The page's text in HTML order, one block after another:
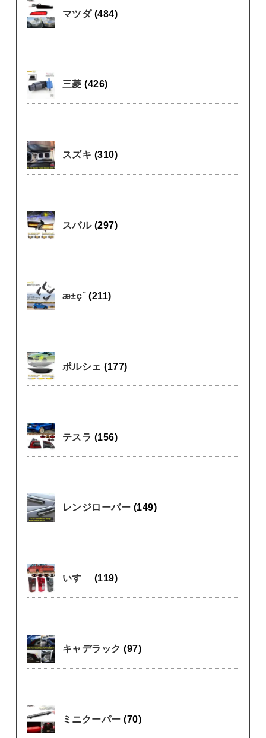
マツダ (484)
三菱(426)
スズキ (310)
スバル (297)
æ±ç¨(211)
ポルシェ(177)
テスラ (156)
レンジローバー (149)
いすゞ (119)
キャデラック(97)
ミニクーパー(70)